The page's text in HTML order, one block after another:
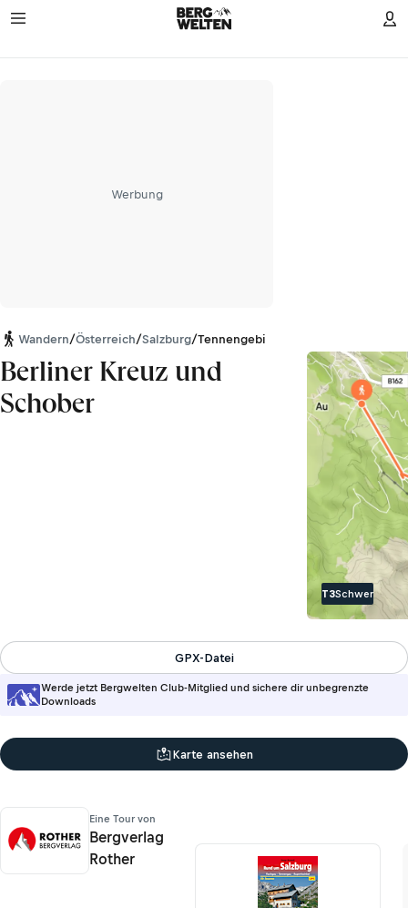
Werbung
Wandern/Österreich/Salzburg/Tennengebirge
Berliner Kreuz und
Schober
T3Schwer
Werde jetzt Bergwelten Club-Mitglied und sichere dir unbegrenzte
Downloads
GPX-Datei
Karte ansehen
Eine Tour von
Bergverlag
Rother